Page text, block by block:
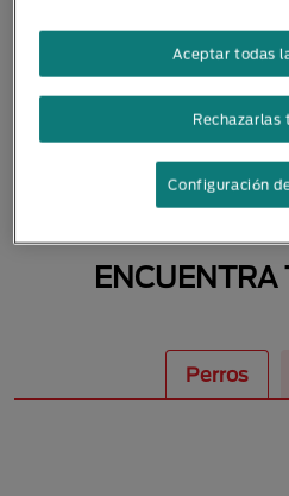
Perros
Rechazarlas
Aceptar todas
Configuración